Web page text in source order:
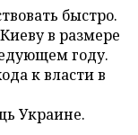
быстро.
в размере
году.
к власти в
Украине.